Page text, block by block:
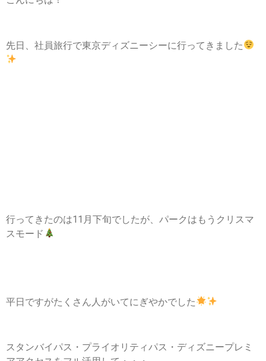
先日、社員旅行で東京ディズニーシーに行ってきました
行ってきたのは11月下旬でしたが、パークはもうクリスマ
スモード
平日ですがたくさん人がいてにぎやかでした
スタンバイパス・プライオリティパス・ディズニープレミ